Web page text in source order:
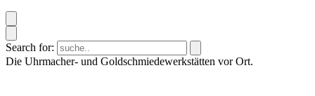
Search for:
Die Uhrmacher- und Goldschmiedewerkstätten vor Ort.